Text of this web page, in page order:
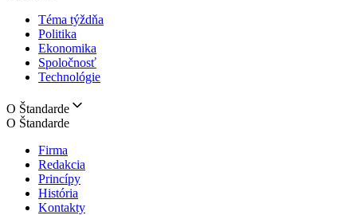
Téma týždňa
Politika
Ekonomika
Spoločnosť
Technológie
O Štandarde
O Štandarde
Firma
Redakcia
Princípy
História
Kontakty